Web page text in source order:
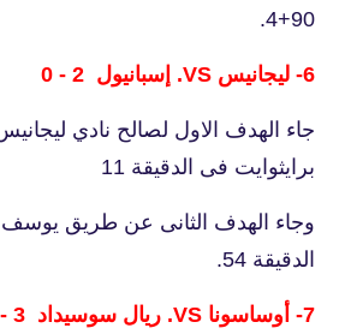
90+4.
6- ليجانيس VS. إسبانيول 2 - 0
جاء الهدف الاول لصالح نادي
برايثوايت فى الدقيقة 11
وجاء الهدف الثانى عن طريق
الدقيقة 54.
7- أوساسونا VS. ريال سوسيداد 3 - 4